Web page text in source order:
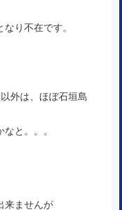
り不在です。
外は、ほぼ石垣島
と。。。
来ませんが